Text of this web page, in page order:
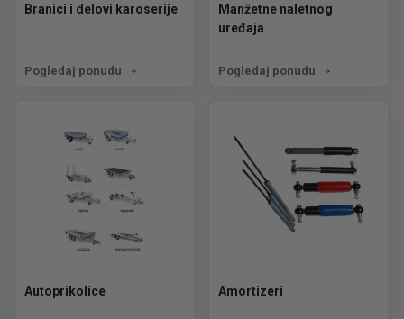
Branici i delovi karoserije
Pogledaj ponudu
Manžetne naletnog
uređaja
Pogledaj ponudu
Autoprikolice Amortizeri